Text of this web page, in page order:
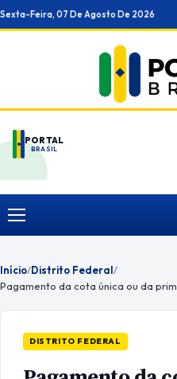
Ir
para
Sexta-Feira, 07 De Agosto De 2026
PORTAL
BRASIL
Menu
Início/Distrito Federal/
DISTRITO FEDERAL